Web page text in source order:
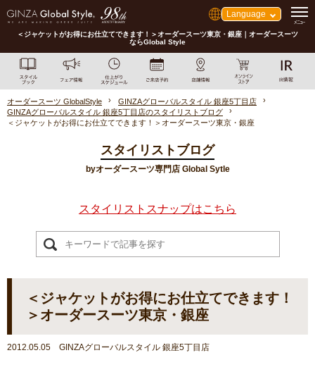
Language
＜ジャケットがお得にお仕立てできます！＞オーダースーツ東京・銀座｜オーダースーツ
ならGlobal Style
オーダースーツ GlobalStyle
GINZAグローバルスタイル 銀座5丁目店
GINZAグローバルスタイル 銀座5丁目店のスタイリストブログ
＜ジャケットがお得にお仕立てできます！＞オーダースーツ東京・銀座
スタイリストブログ
byオーダースーツ専門店 Global Sytle
スタイリストスナップはこちら
＜ジャケットがお得にお仕立てできます！
＞オーダースーツ東京・銀座
2012.05.05 GINZAグローバルスタイル 銀座5丁目店